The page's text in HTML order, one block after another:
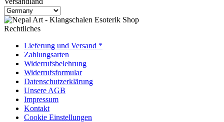
Rechtliches
Lieferung und Versand *
Zahlungsarten
Widerrufsbelehrung
Widerrufsformular
Datenschutzerklärung
Unsere AGB
Impressum
Kontakt
Cookie Einstellungen